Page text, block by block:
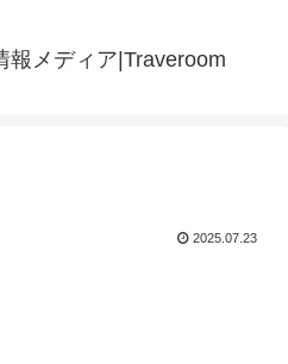
報メディア|Traveroom
2025.07.23